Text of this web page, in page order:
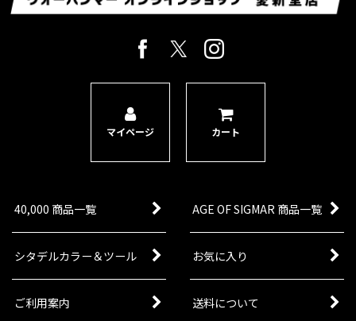
マイページ カート
40,000 商品一覧 AGE OF SIGMAR 商品一覧
シタデルカラー＆ツール お気に入り
ご利用案内 送料について